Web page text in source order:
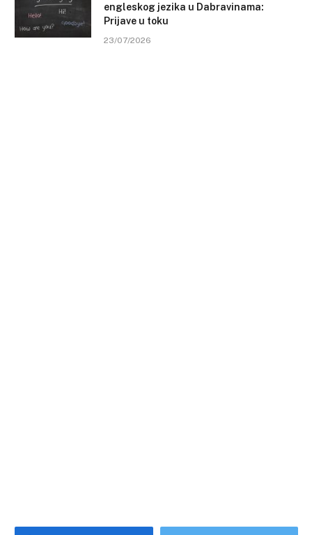
engleskog jezika u Dabravinama:
Prijave u toku
23/07/2026